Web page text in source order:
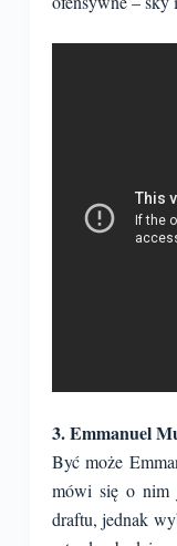
3. Emmanuel
Być może
mówi się o nim
draftu, jednak